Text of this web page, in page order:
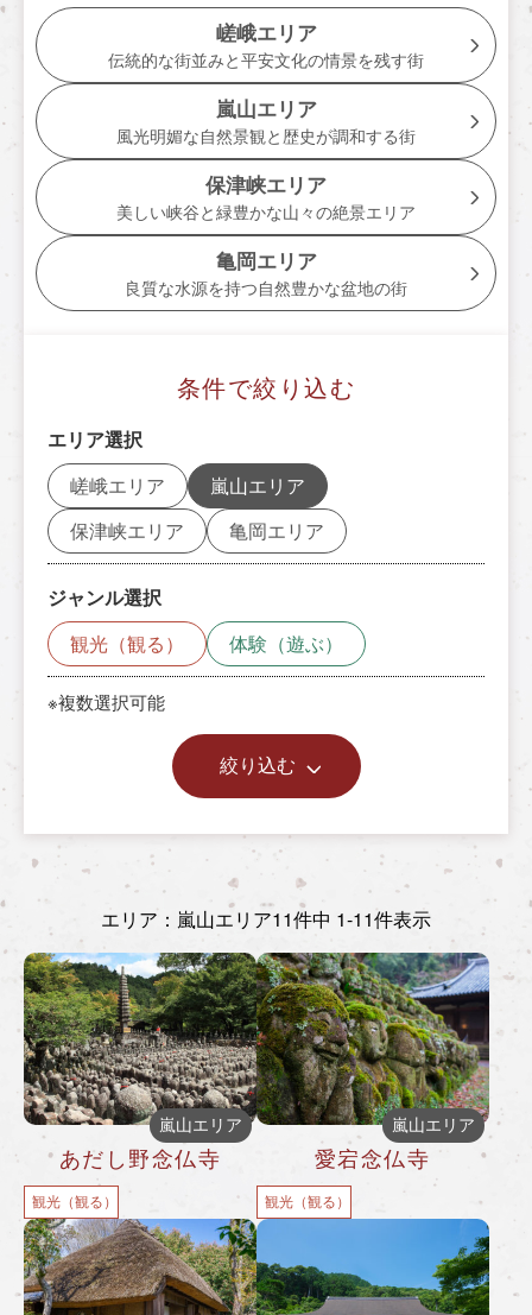
各駅情報一覧
トロッコ嵯峨駅
トロッコ保津峡駅
トロッコ亀岡駅
tourist attractions
周辺観光スポット
嵐山エリア
保津峡エリア
亀岡エリア
チケット予約はこちら
嵯峨エリア
伝統的な街並みと平安文化の情景を残す街
嵐山エリア
風光明媚な自然景観と歴史が調和する街
保津峡エリア
美しい峡谷と緑豊かな山々の絶景エリア
亀岡エリア
良質な水源を持つ自然豊かな盆地の街
条件で絞り込む
エリア選択
嵯峨エリア
嵐山エリア
保津峡エリア
亀岡エリア
ジャンル選択
観光（観る）
体験（遊ぶ）
※複数選択可能
絞り込む
エリア：嵐山エリア11件中 1-11件表示
嵐山エリア
あだし野念仏寺
観光（観る）
嵐山エリア
愛宕念仏寺
観光（観る）